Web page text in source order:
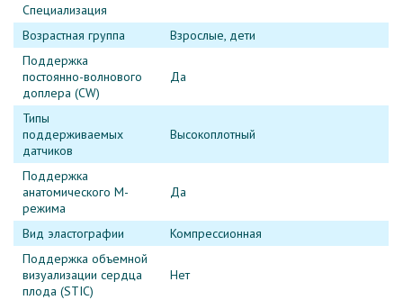
Специализация
Возрастная группа
Взрослые, дети
Поддержка
постоянно-волнового
доплера (CW)
Да
Типы
поддерживаемых
датчиков
Высокоплотный
Поддержка
анатомического М-
режима
Да
Вид эластографии
Компрессионная
Поддержка объемной
визуализации сердца
плода (STIC)
Нет